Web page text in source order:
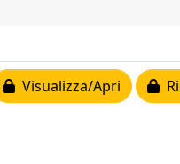
Visualizza/Apri